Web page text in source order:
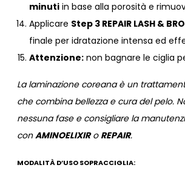
minuti in base alla porosità e
Applicare Step 3 REPAIR LASH &
finale per idratazione intensa ed
Attenzione: non bagnare le ciglia
La laminazione coreana è un
che combina bellezza e cura del pelo.
nessuna fase e consigliare la
conAMINOELIXIRo REPAIR.
MODALITÀ D’USO SOPRACCIGLIA: